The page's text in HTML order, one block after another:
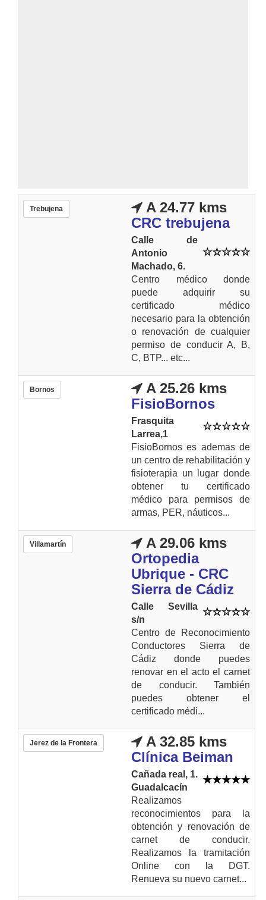
Trebujena
A 24.77 kms
CRC trebujena
Calle de
Antonio
Machado, 6.
Centro médico donde
puede adquirir su
certificado médico
necesario para la obtención
o renovación de cualquier
permiso de conducir A, B,
C, BTP... etc...
Bornos
A 25.26 kms
FisioBornos
Frasquita
Larrea,1
FisioBornos es ademas de
un centro de rehabilitación y
fisioterapia un lugar donde
obtener tu certificado
médico para permisos de
armas, PER, náuticos...
Villamartín
A 29.06 kms
Ortopedia
Ubrique - CRC
Sierra de Cádiz
Calle Sevilla
s/n
Centro de Reconocimiento
Conductores Sierra de
Cádiz donde puedes
renovar en el acto el carnet
de conducir. También
puedes obtener el
certificado médi...
Jerez de la Frontera
A 32.85 kms
Clínica Beiman
Cañada real, 1.
Guadalcacín
Realizamos
reconocimientos para la
obtención y renovación de
carnet de conducir.
Realizamos la tramitación
Online con la DGT.
Renueva su nuevo carnet...